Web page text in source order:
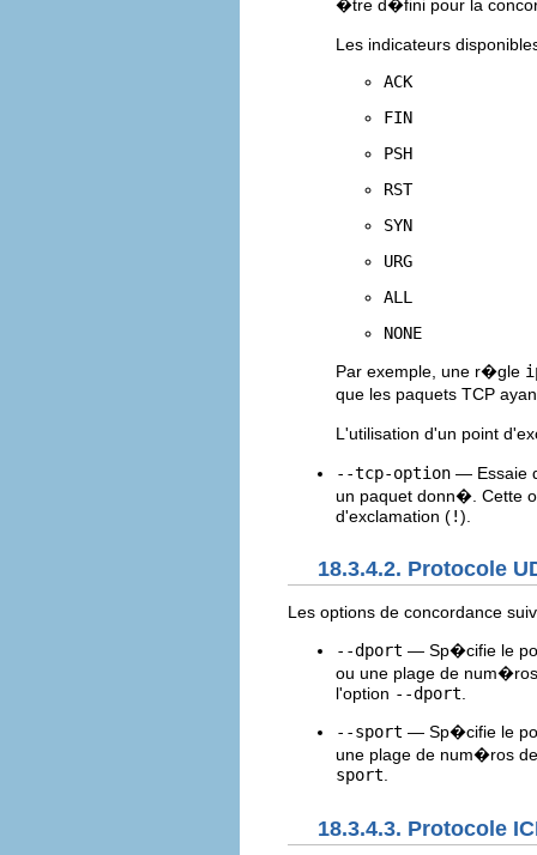
�tre d�fini pour la
Les indicateurs
ACK
FIN
PSH
RST
SYN
URG
ALL
NONE
Par exemple, une r�gle
que les paquets TCP
L'utilisation d'un point
--tcp-option — Essaie
un paquet donn�. Cette
d'exclamation (!).
18.3.4.2. Protocole
Les options de concordance
--dport — Sp�cifie le
ou une plage de
l'option --dport
--sport — Sp�cifie le
une plage de num�ros
sport
18.3.4.3. Protocole